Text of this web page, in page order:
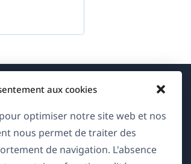
aux cookies
optimiser notre site web et nos
nous permet de traiter des
de navigation. L'absence
de confidentialité
notre équipe (s'ouvre
dans